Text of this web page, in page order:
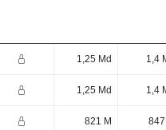
1,25 Md 1,4
1,25 Md 1,4
821 M 847